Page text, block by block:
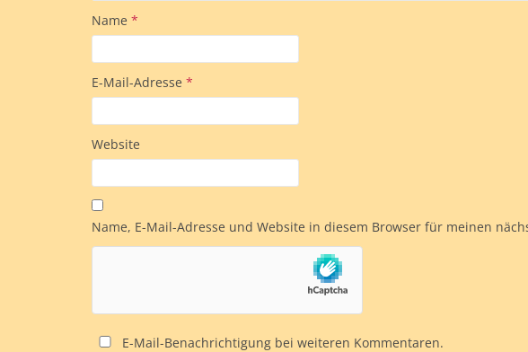
Name *
E-Mail-Adresse *
Website
Name, E-Mail-Adresse und Website in diesem Browser für meinen
E-Mail-Benachrichtigung bei weiteren Kommentaren.